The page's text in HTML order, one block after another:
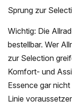
Sprung zur
Wichtig: Die
bestellbar. Wer
zur Selection
Komfort- und
Essence gar
Linie